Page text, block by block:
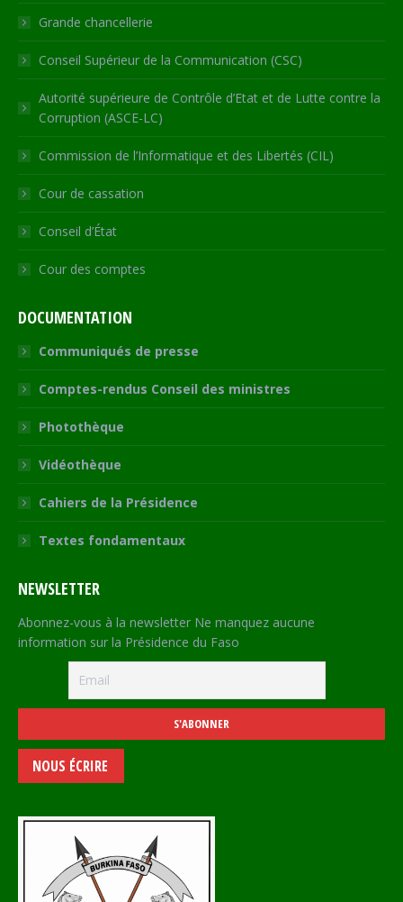
Grande chancellerie
Conseil Supérieur de la Communication (CSC)
Autorité supérieure de Contrôle d’Etat et de Lutte contre la
Corruption (ASCE-LC)
Commission de l’Informatique et des Libertés (CIL)
Cour de cassation
Conseil d’État
Cour des comptes
DOCUMENTATION
Communiqués de presse
Comptes-rendus Conseil des ministres
Photothèque
Vidéothèque
Cahiers de la Présidence
Textes fondamentaux
NEWSLETTER
Abonnez-vous à la newsletter Ne manquez aucune
information sur la Présidence du Faso
NOUS ÉCRIRE